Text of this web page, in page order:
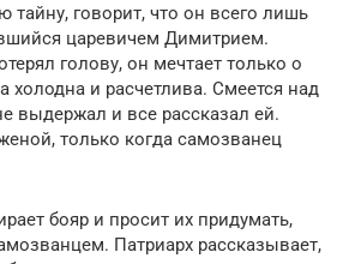
тайну, говорит, что он всего лишь
царевичем Димитрием.
голову, он мечтает только о
и расчетлива. Смеется над
выдержал и все рассказал ей.
только когда самозванец
бояр и просит их придумать,
Патриарх рассказывает,